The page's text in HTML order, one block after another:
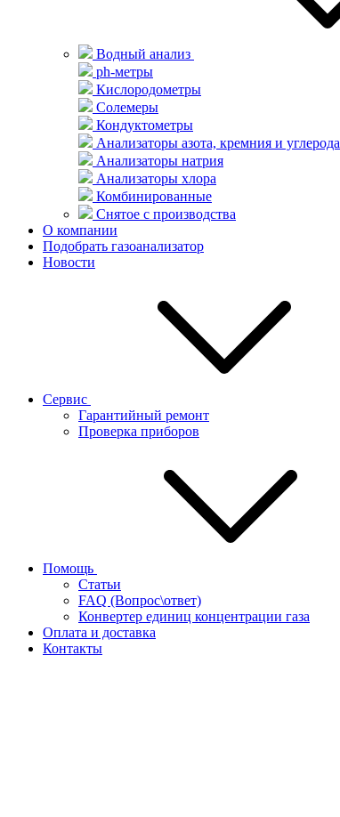
Водный анализ
ph-метры
Кислородометры
Солемеры
Кондуктометры
Анализаторы азота, кремния и углерода
Анализаторы натрия
Анализаторы хлора
Комбинированные
Снятое с производства
О компании
Подобрать газоанализатор
Новости
Сервис
Гарантийный ремонт
Проверка приборов
Помощь
Статьи
FAQ (Вопрос\ответ)
Конвертер единиц концентрации газа
Оплата и доставка
Контакты